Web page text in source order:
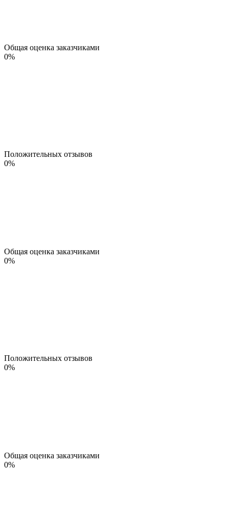
Общая оценка заказчиками
0%
Положительных отзывов
0%
Общая оценка заказчиками
0%
Положительных отзывов
0%
Общая оценка заказчиками
0%